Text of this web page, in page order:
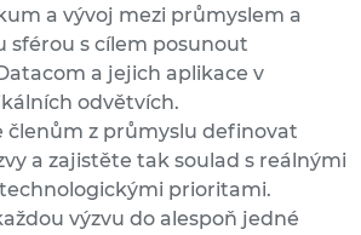
a vývoj mezi průmyslem a
sférou s cílem posunout
a jejich aplikace v
odvětvích.
členům z průmyslu definovat
a zajistěte tak soulad s reálnými
prioritami.
výzvu do alespoň jedné